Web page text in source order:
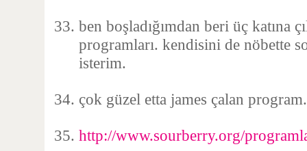
ben boşladığımdan beri üç katına
programları. kendisini de nöbette
isterim.
çok güzel etta james çalan program.
http://www.sourberry.org/